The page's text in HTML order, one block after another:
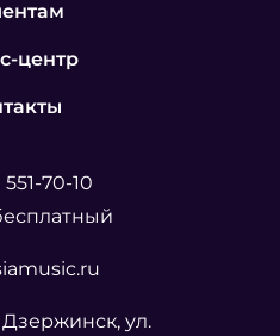
центр
70-10
Дзержинск, ул.